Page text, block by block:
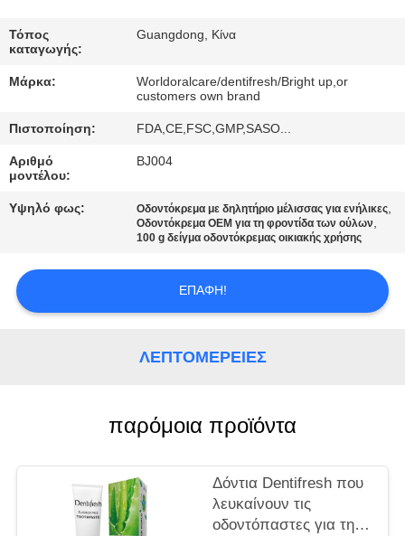
ΜΑΣ
ΣΕ
ΕΠΑΦΉ
ΜΕ
ΈΝΑ
ΑΠΌΣΠΑΣΜΑ
ΜΥΣΤΙΚΌΤΗΤΑΣ
Τόπος
καταγωγής:
Guangdong, Κίνα
Μάρκα:
Worldoralcare/dentifresh/Bright up,or
customers own brand
Πιστοποίηση: FDA,CE,FSC,GMP,SASO...
Αριθμό
μοντέλου:
BJ004
Υψηλό φως: Οδοντόκρεμα με δηλητήριο μέλισσας για ενήλικες,
Οδοντόκρεμα OEM για τη φροντίδα των ούλων,
100 g δείγμα οδοντόκρεμας οικιακής χρήσης
ΕΠΑΦΉ!
ΛΕΠΤΟΜΈΡΕΙΕΣ
παρόμοια προϊόντα
Δόντια Dentifresh που
λευκαίνουν τις
οδοντόπαστες για την